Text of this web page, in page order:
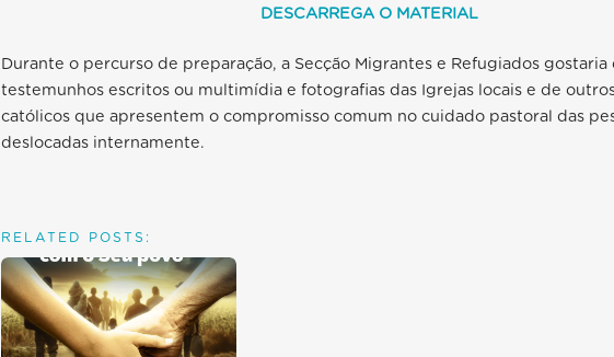
DESCARREGA O MATERIAL
Durante o percurso de preparação, a Secção Migrantes e Refugiados
testemunhos escritos ou multimídia e fotografias das Igrejas locais e de
católicos que apresentem o compromisso comum no cuidado pastoral das
deslocadas internamente.
RELATED POSTS: